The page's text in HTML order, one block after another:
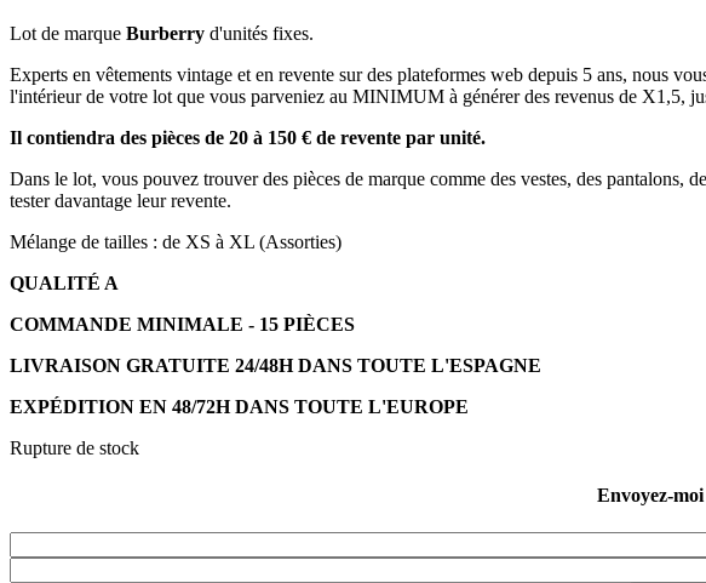
Lot de marque Burberry d'unités fixes.
Experts en vêtements vintage et en revente sur des plateformes web depuis 5 ans, nous
l'intérieur de votre lot que vous parveniez au MINIMUM à générer des revenus de X1,5,
Il contiendra des pièces de 20 à 150 € de revente par unité.
Dans le lot, vous pouvez trouver des pièces de marque comme des vestes, des pantalons,
tester davantage leur revente.
Mélange de tailles : de XS à XL (Assorties)
QUALITÉ A
COMMANDE MINIMALE - 15 PIÈCES
LIVRAISON GRATUITE 24/48H DANS TOUTE L'ESPAGNE
EXPÉDITION EN 48/72H DANS TOUTE L'EUROPE
Rupture de stock
Envoyez-